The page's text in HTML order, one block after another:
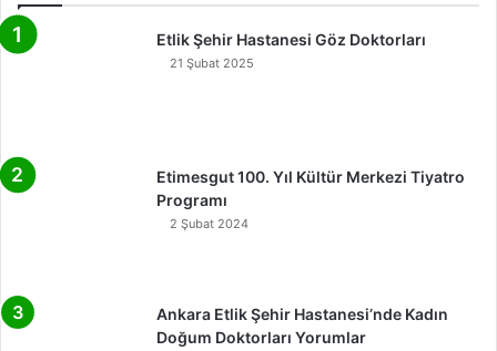
Etlik Şehir Hastanesi Göz Doktorları
21 Şubat 2025
Etimesgut 100. Yıl Kültür Merkezi Tiyatro
Programı
2 Şubat 2024
Ankara Etlik Şehir Hastanesi’nde Kadın
Doğum Doktorları Yorumlar